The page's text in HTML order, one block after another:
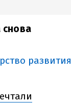
снова
развития